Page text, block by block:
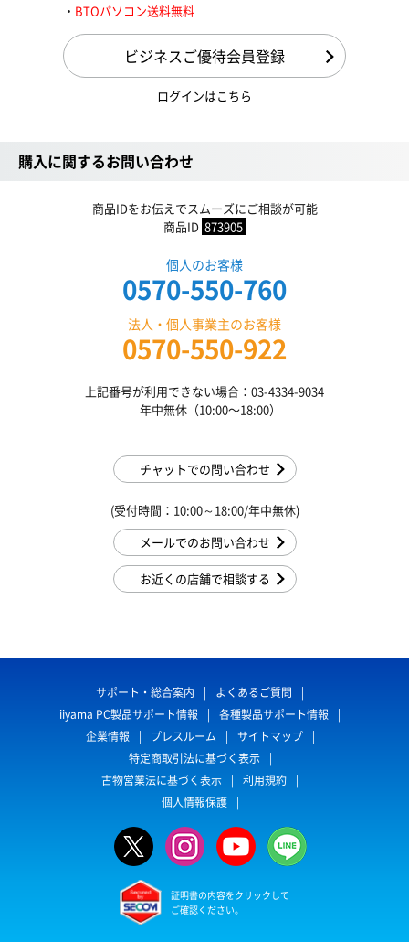
BTOパソコン送料無料
ビジネスご優待会員登録
ログインはこちら
購入に関するお問い合わせ
商品IDをお伝えでスムーズにご相談が可能
商品ID 873905
個人のお客様
0570-550-760
法人・個人事業主のお客様
0570-550-922
上記番号が利用できない場合：03-4334-9034
年中無休（10:00〜18:00）
チャットでの問い合わせ
(受付時間：10:00～18:00/年中無休)
メールでのお問い合わせ
お近くの店舗で相談する
サポート・総合案内
よくあるご質問
iiyama PC製品サポート情報
各種製品サポート情報
企業情報
プレスルーム
サイトマップ
特定商取引法に基づく表示
古物営業法に基づく表示
利用規約
個人情報保護
証明書の内容をクリックして
ご確認ください。